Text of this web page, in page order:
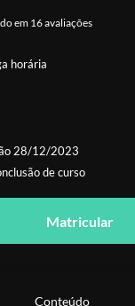
em 16 avaliações
horária
28/12/2023
de curso
Matricular
Conteúdo